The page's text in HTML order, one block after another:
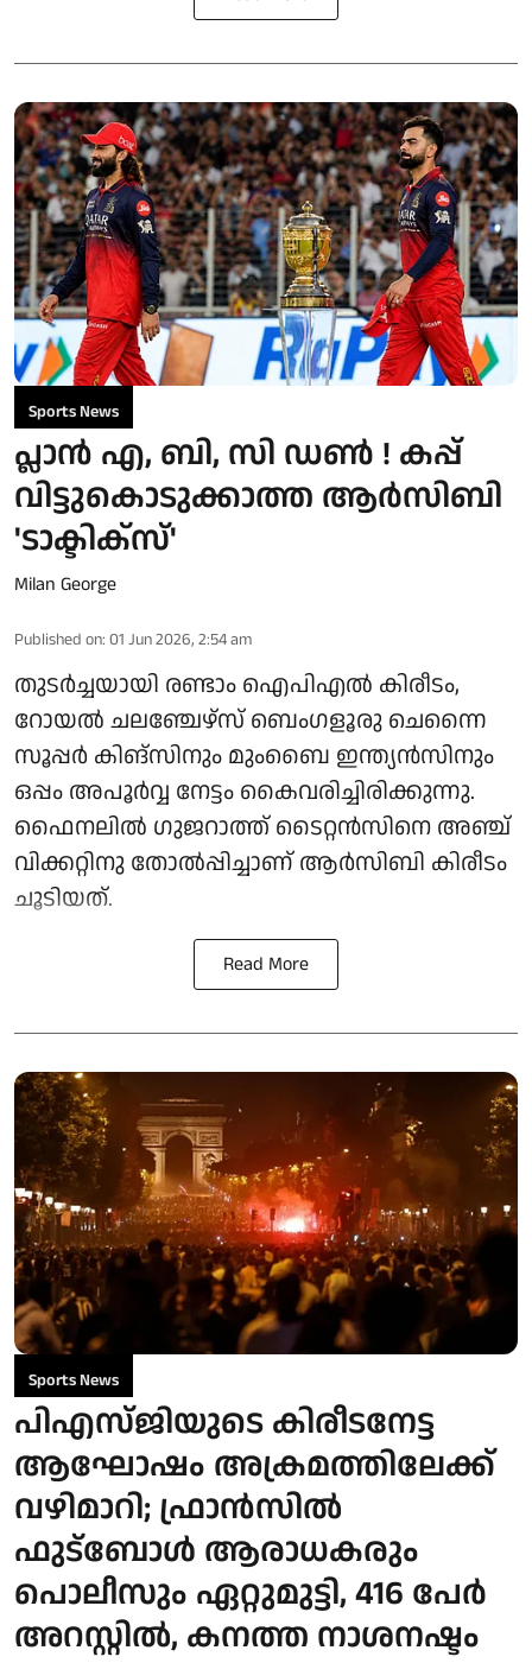
Sports News
പ്ലാന്‍ എ, ബി, സി ഡണ്‍ ! കപ്പ്
വിട്ടുകൊടുക്കാത്ത ആര്‍സിബി
'ടാക്ടിക്സ്'
Milan George
Published on: 01 Jun 2026, 2:54 am
തുടര്‍ച്ചയായി രണ്ടാം ഐപിഎല്‍ കിരീടം,
റോയല്‍ ചലഞ്ചേഴ്സ് ബെംഗളൂരു ചെന്നൈ
സൂപ്പര്‍ കിങ്സിനും മുംബൈ ഇന്ത്യന്‍സിനും
ഒപ്പം അപൂര്‍വ്വ നേട്ടം കൈവരിച്ചിരിക്കുന്നു.
ഫൈനലില്‍ ഗുജറാത്ത് ടൈറ്റന്‍സിനെ അഞ്ച്
വിക്കറ്റിനു തോല്‍പ്പിച്ചാണ് ആര്‍സിബി കിരീടം
ചൂടിയത്.
Read More
Sports News
പിഎസ്ജിയുടെ കിരീടനേട്ട
ആഘോഷം അക്രമത്തിലേക്ക്
വഴിമാറി; ഫ്രാന്‍സില്‍
ഫുട്‌ബോള്‍ ആരാധകരും
പൊലീസും ഏറ്റുമുട്ടി, 416 പേര്‍
അറസ്റ്റില്‍, കനത്ത നാശനഷ്ടം